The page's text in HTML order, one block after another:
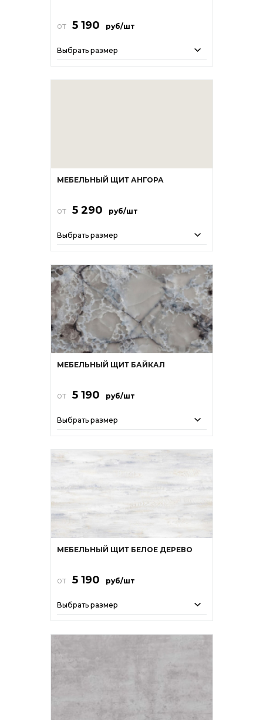
от 5 190 руб/шт
Выбрать размер
МЕБЕЛЬНЫЙ ЩИТ АНГОРА
от 5 290 руб/шт
Выбрать размер
МЕБЕЛЬНЫЙ ЩИТ БАЙКАЛ
от 5 190 руб/шт
Выбрать размер
МЕБЕЛЬНЫЙ ЩИТ БЕЛОЕ ДЕРЕВО
от 5 190 руб/шт
Выбрать размер